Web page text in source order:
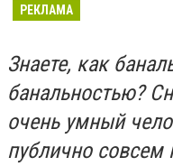
РЕКЛАМА
Знаете, как
банальностью?
очень умный
публично совсем